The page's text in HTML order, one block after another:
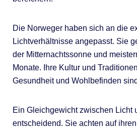
Die Norweger haben sich an die
Lichtverhältnisse angepasst. Sie
der Mitternachtssonne und
Monate. Ihre Kultur und
Gesundheit und Wohlbefinden
Ein Gleichgewicht zwischen Licht
entscheidend. Sie achten auf